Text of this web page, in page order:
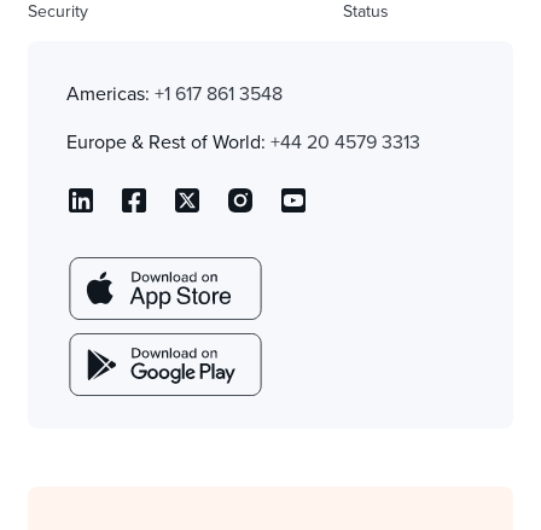
Security Status
Americas: +1 617 861 3548
Europe & Rest of World: +44 20 4579 3313